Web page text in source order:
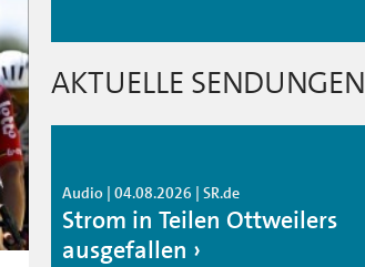
AKTUELLE SENDUNGEN
Audio | 04.08.2026 | SR.de
Strom in Teilen Ottweilers
ausgefallen